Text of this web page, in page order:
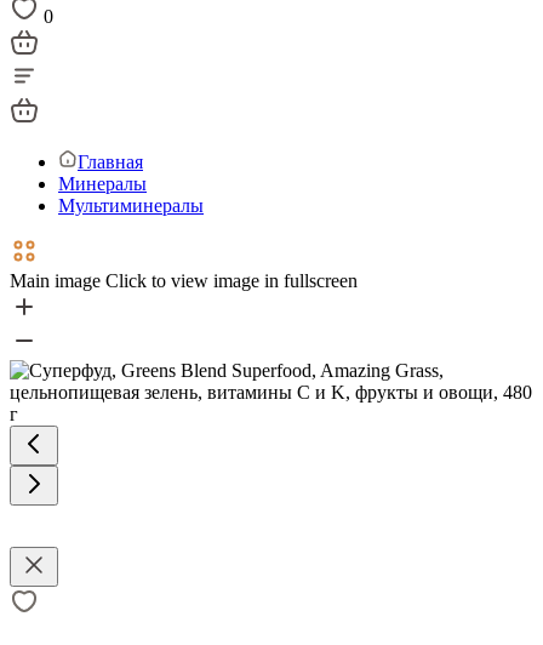
0
Главная
Минералы
Мультиминералы
Main image Click to view image in fullscreen